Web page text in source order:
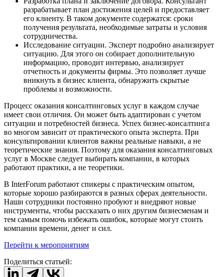
разрабатывает план достижения целей и предоставляет
его клиенту. В таком документе содержатся: сроки
получения результата, необходимые затраты и условия
сотрудничества.
Исследование ситуации. Эксперт подробно анализирует
ситуацию. Для этого он собирает дополнительную
информацию, проводит интервью, анализирует
отчетность и документы фирмы. Это позволяет лучше
вникнуть в бизнес клиента, обнаружить скрытые
проблемы и возможности.
Процесс оказания консалтинговых услуг в каждом случае
имеет свои отличия. Он может быть адаптирован с учетом
ситуации и потребностей бизнеса. Успех бизнес-консалтинга
во многом зависит от практического опыта эксперта. При
консультировании клиентов важны реальные навыки, а не
теоретические знания. Поэтому для оказания консалтинговых
услуг в Москве следует выбирать компании, в которых
работают практики, а не теоретики.
В InterForum работают спикеры с практическим опытом,
которые хорошо разбираются в разных сферах деятельности.
Наши сотрудники постоянно пробуют и внедряют новые
инструменты, чтобы рассказать о них другим бизнесменам и
тем самым помочь избежать ошибок, которые могут стоить
компании времени, денег и сил.
Перейти к мероприятиям
Поделиться статьей: